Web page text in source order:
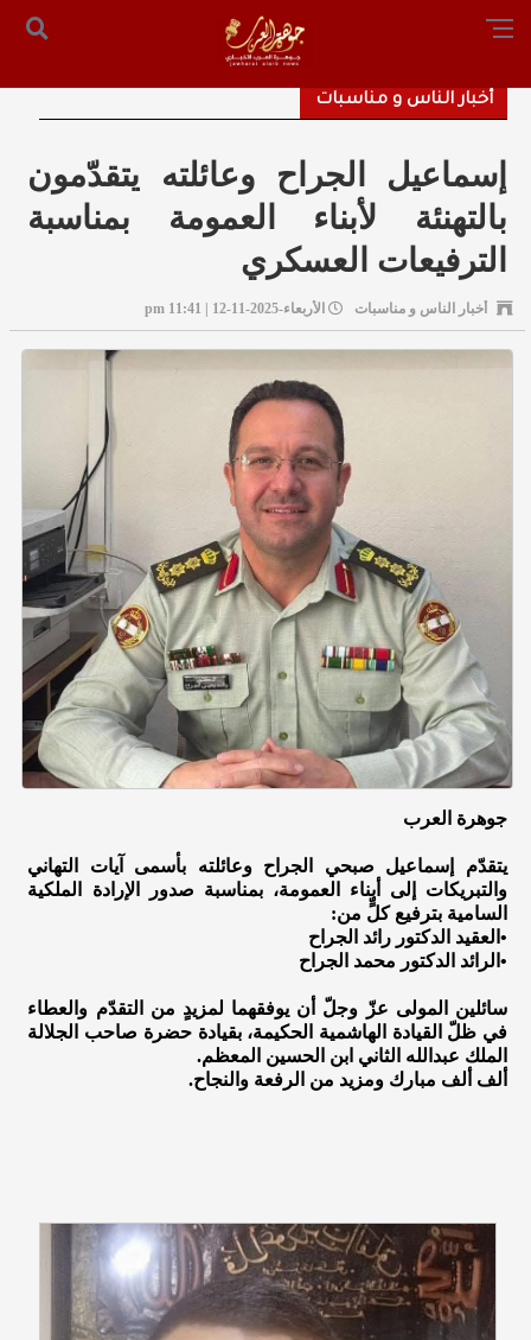
الرئيسية
التحرير: المستشار محمد صالح الملكاوي [ 00962795755033 ]
أخبار الناس و مناسبات
إسماعيل الجراح وعائلته يتقدّمون
بالتهنئة لأبناء العمومة بمناسبة
الترفيعات العسكري
أخبار الناس و مناسبات الأربعاء-2025-11-12 | 11:41 pm
جوهرة العرب
يتقدّم إسماعيل صبحي الجراح وعائلته بأسمى آيات التهاني
والتبريكات إلى أبناء العمومة، بمناسبة صدور الإرادة الملكية
السامية بترفيع كلٍّ من:
• العقيد الدكتور رائد الجراح
• الرائد الدكتور محمد الجراح
سائلين المولى عزّ وجلّ أن يوفقهما لمزيدٍ من التقدّم والعطاء
في ظلّ القيادة الهاشمية الحكيمة، بقيادة حضرة صاحب الجلالة
الملك عبدالله الثاني ابن الحسين المعظم.
ألف ألف مبارك ومزيد من الرفعة والنجاح.